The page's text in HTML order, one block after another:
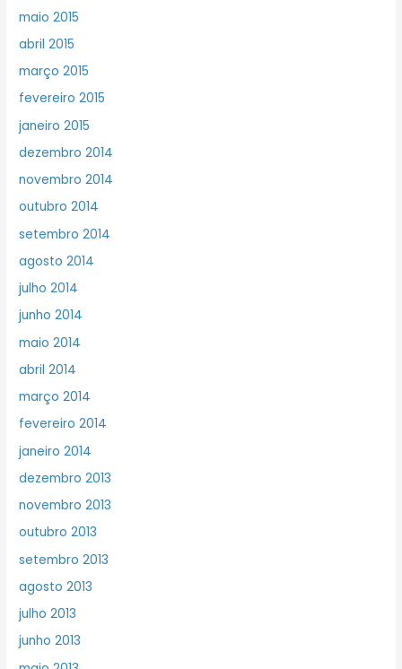
maio 2015
abril 2015
março 2015
fevereiro 2015
janeiro 2015
dezembro 2014
novembro 2014
outubro 2014
setembro 2014
agosto 2014
julho 2014
junho 2014
maio 2014
abril 2014
março 2014
fevereiro 2014
janeiro 2014
dezembro 2013
novembro 2013
outubro 2013
setembro 2013
agosto 2013
julho 2013
junho 2013